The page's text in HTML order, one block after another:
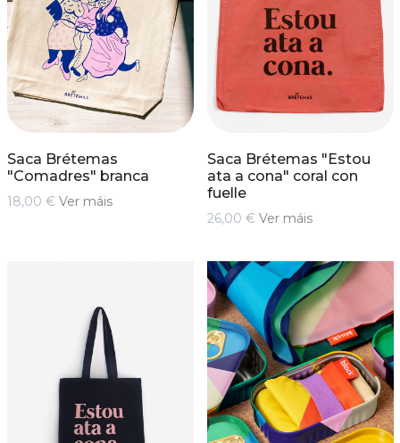
Saca Brétemas
"Comadres" branca
18,00 € Ver máis
Saca Brétemas "Estou
ata a cona" coral con
fuelle
26,00 € Ver máis